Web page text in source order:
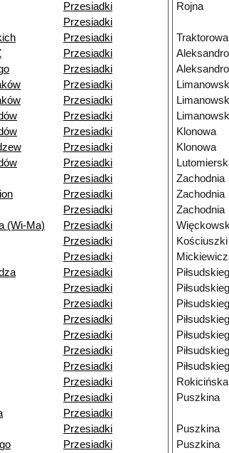
Przesiadki
Przesiadki
Przesiadki
Przesiadki
Przesiadki
Przesiadki
Przesiadki
Przesiadki
Przesiadki
Przesiadki
Przesiadki
Przesiadki
Przesiadki
Przesiadki
(Wi-Ma)
Przesiadki
Przesiadki
Przesiadki
Przesiadki
Przesiadki
Przesiadki
Przesiadki
Przesiadki
Przesiadki
Przesiadki
Przesiadki
Przesiadki
Przesiadki
Przesiadki
Przesiadki
Rojna
Traktorowa
Klonowa
Klonowa
Zachodnia
Zachodnia
Zachodnia
Kościuszki
Rokicińska
Puszkina
Puszkina
Puszkina